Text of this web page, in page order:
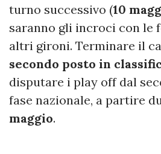
turno successivo (10
saranno gli incroci con le
altri gironi. Terminare il
secondo posto in
disputare i play off dal
fase nazionale, a partire
maggio.